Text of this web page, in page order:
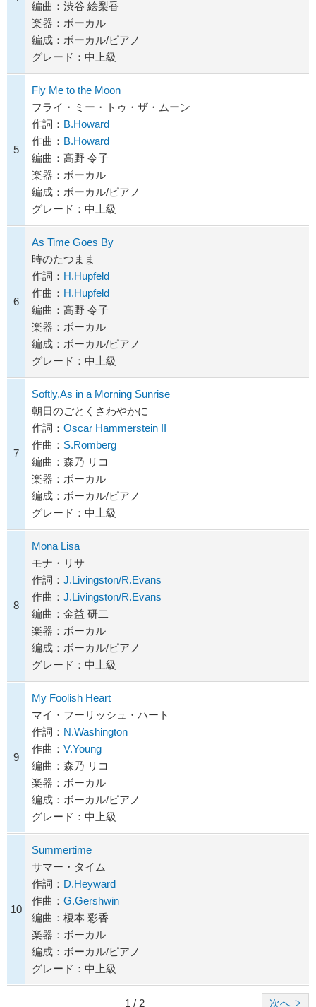
編曲：渋谷 絵梨香
楽器：ボーカル
編成：ボーカル/ピアノ
グレード：中上級
5
Fly Me to the Moon
フライ・ミー・トゥ・ザ・ムーン
作詞： B.Howard
作曲： B.Howard
編曲：高野 令子
楽器：ボーカル
編成：ボーカル/ピアノ
グレード：中上級
6
As Time Goes By
時のたつまま
作詞： H.Hupfeld
作曲： H.Hupfeld
編曲：高野 令子
楽器：ボーカル
編成：ボーカル/ピアノ
グレード：中上級
7
Softly,As in a Morning Sunrise
朝日のごとくさわやかに
作詞： Oscar Hammerstein II
作曲： S.Romberg
編曲：森乃 リコ
楽器：ボーカル
編成：ボーカル/ピアノ
グレード：中上級
8
Mona Lisa
モナ・リサ
作詞： J.Livingston/R.Evans
作曲： J.Livingston/R.Evans
編曲：金益 研二
楽器：ボーカル
編成：ボーカル/ピアノ
グレード：中上級
9
My Foolish Heart
マイ・フーリッシュ・ハート
作詞： N.Washington
作曲： V.Young
編曲：森乃 リコ
楽器：ボーカル
編成：ボーカル/ピアノ
グレード：中上級
10
Summertime
サマー・タイム
作詞： D.Heyward
作曲： G.Gershwin
編曲：榎本 彩香
楽器：ボーカル
編成：ボーカル/ピアノ
グレード：中上級
次へ
1 / 2